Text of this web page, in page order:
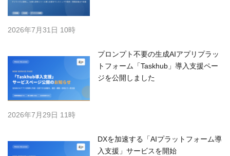
2026年7月31日 10時
プロンプト不要の生成AIアプリプラッ
トフォーム「Taskhub」導入支援ペー
ジを公開しました
2026年7月29日 11時
DXを加速する「AIプラットフォーム導
入支援」サービスを開始